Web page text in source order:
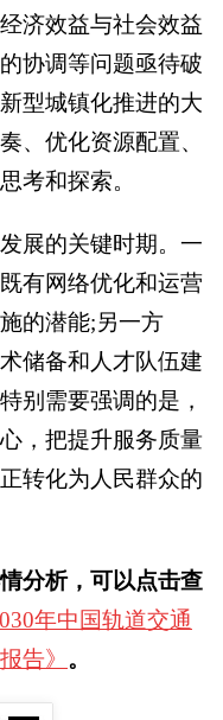
济效益与社会效益
协调等问题亟待破
型城镇化推进的大
、优化资源配置、
考和探索。
展的关键时期。一
有网络优化和运营
的潜能;另一方
储备和人才队伍建
别需要强调的是，
，把提升服务质量
转化为人民群众的
分析，可以点击查
年中国轨道交通
告》 。